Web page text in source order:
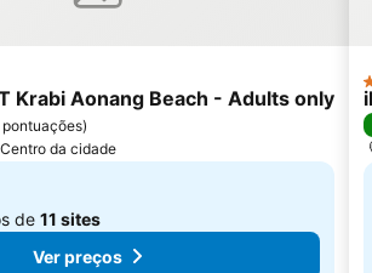
Krabi Aonang Beach - Adults only
)
da cidade
de 11 sites
Ver preços